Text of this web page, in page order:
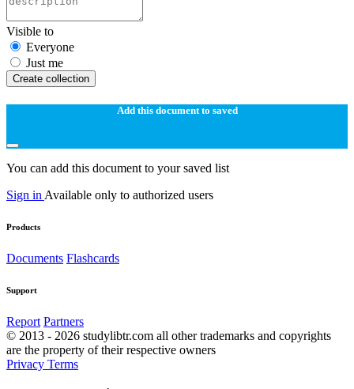
Visible to
Everyone
Just me
Create collection
Add this document to saved
You can add this document to your saved list
Sign in Available only to authorized users
Products
Documents Flashcards
Support
Report Partners
© 2013 - 2026 studylibtr.com all other trademarks and copyrights
are the property of their respective owners
Privacy Terms